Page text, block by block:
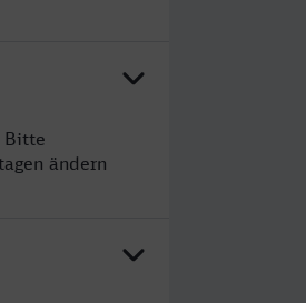
Bitte
ändern